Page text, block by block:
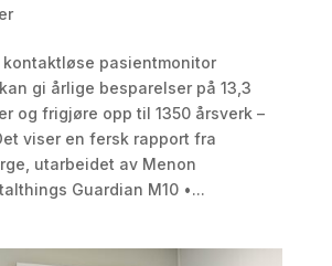
pasientmonitor
gi årlige besparelser på 13,3
og frigjøre opp til 1350 årsverk –
viser en fersk rapport fra
utarbeidet av Menon
Guardian M10 •...